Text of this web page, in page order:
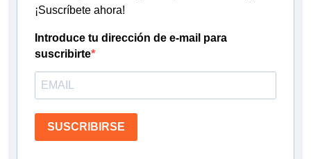
¡Suscríbete ahora!
Introduce tu dirección de e-mail para
suscribirte
SUSCRIBIRSE